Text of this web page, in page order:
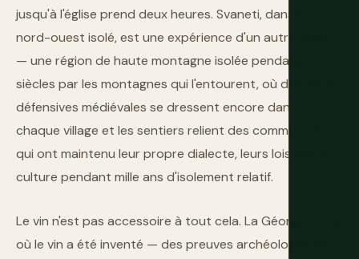
jusqu'à l'église prend deux heures. Svaneti, dans le
nord-ouest isolé, est une expérience d'un autre ordre
— une région de haute montagne isolée pendant des
siècles par les montagnes qui l'entourent, où des tours
défensives médiévales se dressent encore dans
chaque village et les sentiers relient des communautés
qui ont maintenu leur propre dialecte, leurs lois et leur
culture pendant mille ans d'isolement relatif.
Le vin n'est pas accessoire à tout cela. La Géorgie est là
où le vin a été inventé — des preuves archéologiques